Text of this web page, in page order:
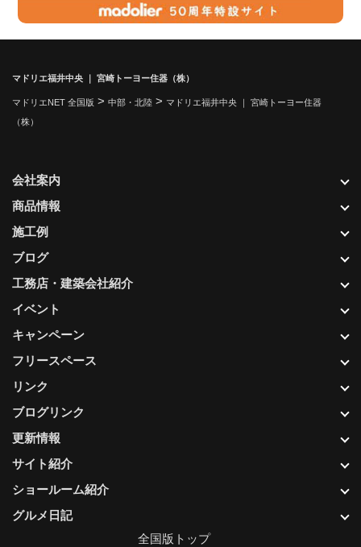
マドリエ福井中央 ｜ 宮崎トーヨー住器（株）
マドリエNET 全国版 > 中部・北陸 > マドリエ福井中央 ｜ 宮崎トーヨー住器
（株）
更新情報
サイト紹介
ショールーム紹介
グルメ日記
会社案内
商品情報
施工例
ブログ
工務店・建築会社紹介
イベント
キャンペーン
フリースペース
リンク
ブログリンク
全国版トップ